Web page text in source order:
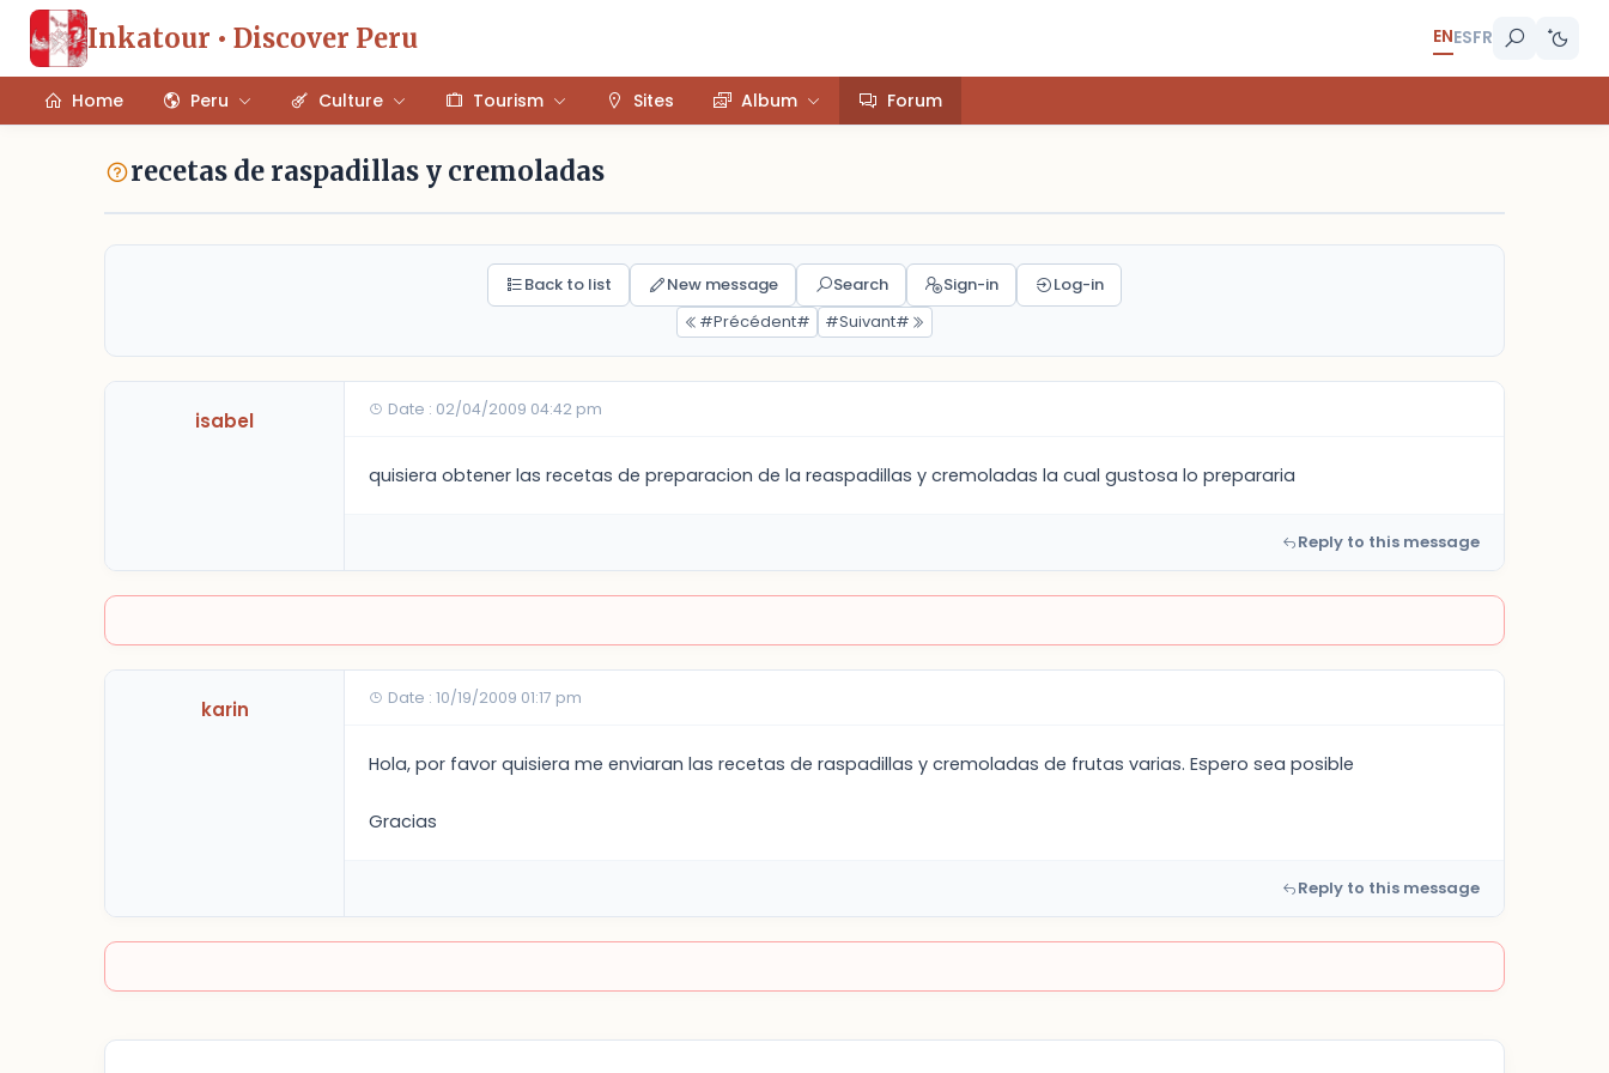
Inkatour • Discover Peru ENESFR
Home Peru Culture Tourism Sites Album Forum
recetas de raspadillas y cremoladas
Back to list New message Search Sign-in
Log-in
#Précédent#
#Suivant#
isabel Date : 02/04/2009 04:42 pm
quisiera obtener las recetas de preparacion de la reaspadillas y cremoladas la cual gustosa lo prepararia
Reply to this message
karin Date : 10/19/2009 01:17 pm
Hola, por favor quisiera me enviaran las recetas de raspadillas y cremoladas de frutas varias. Espero sea posible
Gracias
Reply to this message